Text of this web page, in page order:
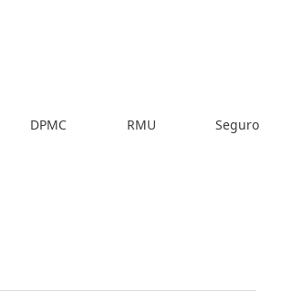
DPMC RMU Seguro